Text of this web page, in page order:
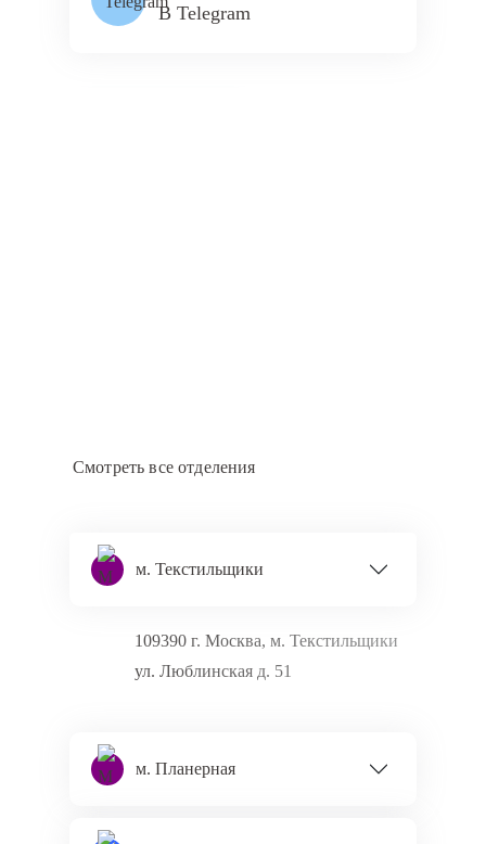
В Telegram
м. Текстильщики
109390 г. Москва, м. Текстильщики
ул. Люблинская д. 51
м. Планерная
Смотреть все отделения